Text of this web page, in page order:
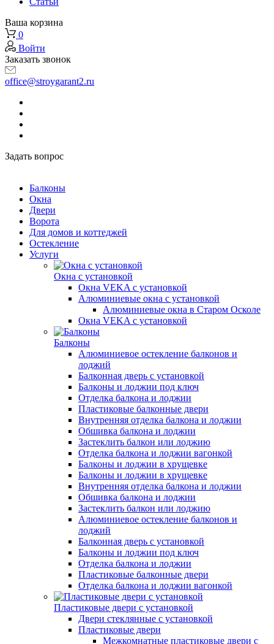
Ваша корзина
0
Войти
Заказать звонок
office@stroygarant2.ru
Задать вопрос
Балконы
Окна
Двери
Ворота
Для домов и коттеджей
Остекление
Услуги
Окна с установкой
Окна VEKA с установкой
Алюминиевые окна с установкой
Алюминиевые окна в Старом Осколе
Окна VEKA с установкой
Балконы
Алюминиевое остекление балконов и
лоджий
Балконная дверь с установкой
Балконы и лоджии под ключ
Отделка балкона и лоджии
Пластиковые балконные двери
Внутренняя отделка балкона и лоджии
Обшивка балкона и лоджии
Застеклить балкон или лоджию
Отделка балкона и лоджии вагонкой
Балконы и лоджии в хрущевке
Балконы и лоджии в хрущевке
Внутренняя отделка балкона и лоджии
Обшивка балкона и лоджии
Застеклить балкон или лоджию
Алюминиевое остекление балконов и
лоджий
Балконная дверь с установкой
Балконы и лоджии под ключ
Отделка балкона и лоджии
Пластиковые балконные двери
Отделка балкона и лоджии вагонкой
Пластиковые двери с установкой
Двери стеклянные с установкой
Пластиковые двери
Межкомнатные пластиковые двери с